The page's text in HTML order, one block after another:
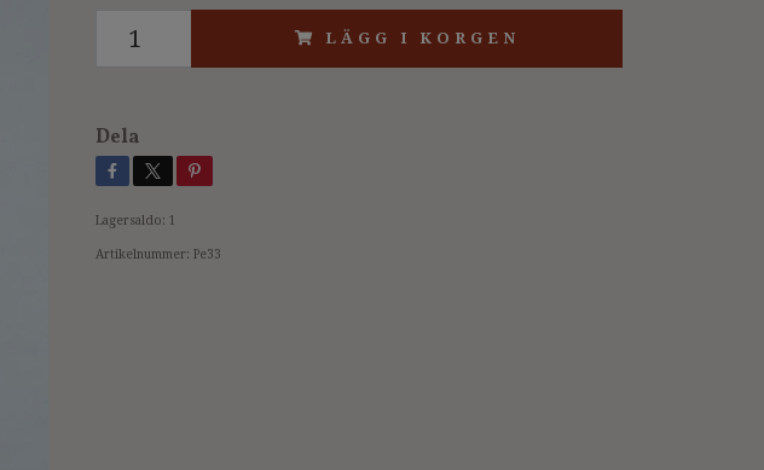
LÄGG I KORGEN
Dela
Lagersaldo: 1
Artikelnummer: Pe33